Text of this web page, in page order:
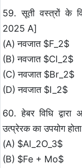
59. सूती वस्त्रों के
2025 A]
(A) नवजात $F_2$
(B) नवजात $Cl_2$
(C) नवजात $Br_2$
(D) नवजात $I_2$
60. हेबर विधि द्वारा
उत्प्रेरक का उपयोग
(A) $Al_2O_3$
(B) $Fe + Mo$